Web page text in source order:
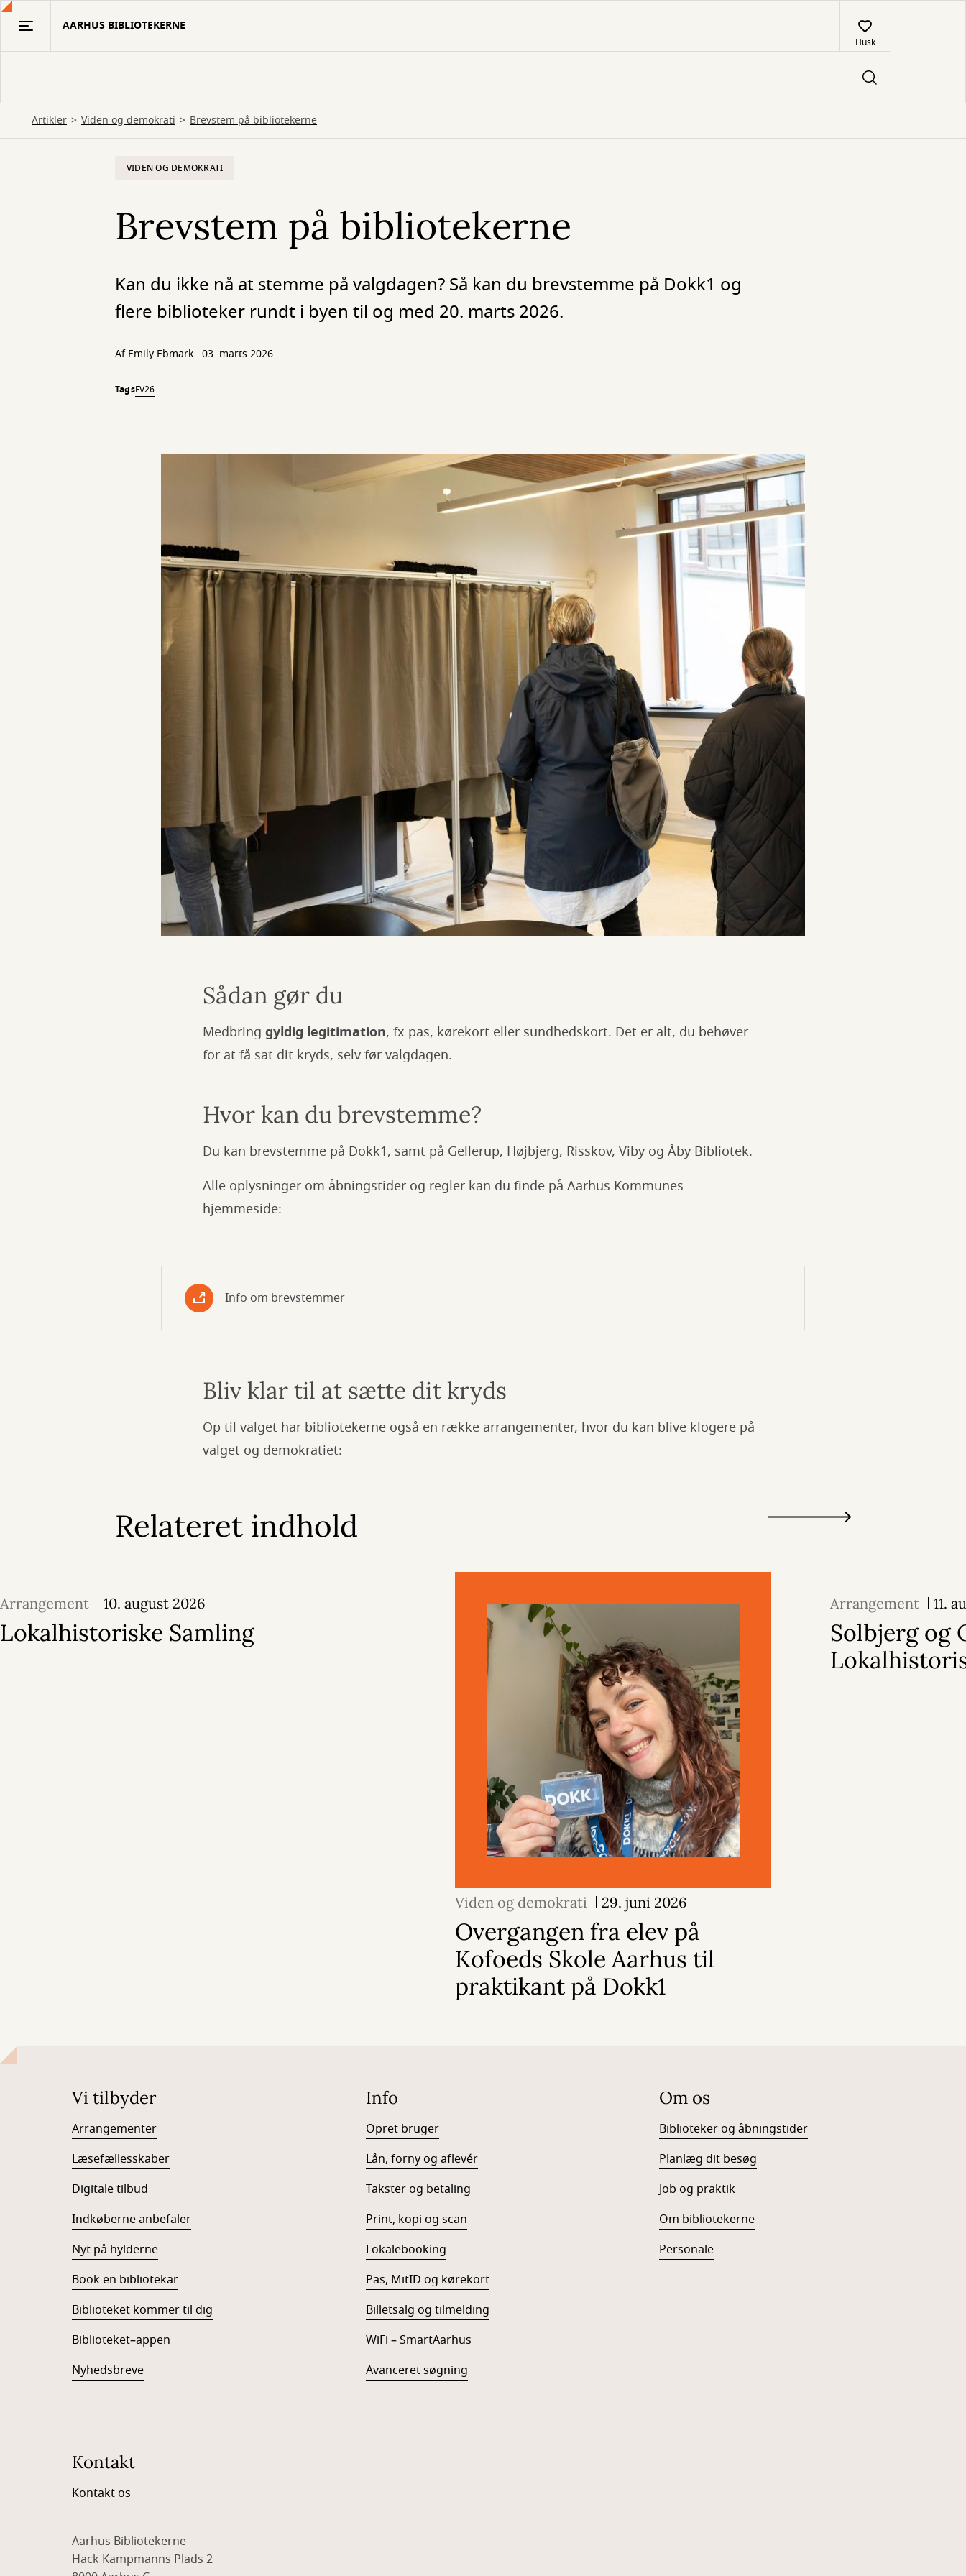
Gå
AARHUS BIBLIOTEKERNE
Husk
Artikler Viden og demokrati Brevstem på bibliotekerne
VIDEN OG DEMOKRATI
Brevstem på bibliotekerne
Kan du ikke nå at stemme på valgdagen? Så kan du brevstemme på Dokk1 og
flere biblioteker rundt i byen til og med 20. marts 2026.
AfEmily Ebmark 03. marts 2026
TagsFV26
Sådan gør du
Medbring gyldig legitimation, fx pas, kørekort eller sundhedskort. Det er alt, du behøver
for at få sat dit kryds, selv før valgdagen.
Hvor kan du brevstemme?
Du kan brevstemme på Dokk1, samt på Gellerup, Højbjerg, Risskov, Viby og Åby Bibliotek.
Alle oplysninger om åbningstider og regler kan du finde på Aarhus Kommunes
hjemmeside:
Info om brevstemmer
Bliv klar til at sætte dit kryds
Op til valget har bibliotekerne også en række arrangementer, hvor du kan blive klogere på
valget og demokratiet:
Relateret indhold
Arrangement 10. august 2026
Lokalhistoriske Samling
Viden og demokrati 29. juni 2026
Overgangen fra elev på
Kofoeds Skole Aarhus til
praktikant på Dokk1
Arrangement 11.
Solbjerg og
Vi tilbyder
Arrangementer
Læsefællesskaber
Digitale tilbud
Indkøberne anbefaler
Nyt på hylderne
Book en bibliotekar
Biblioteket kommer til dig
Biblioteket–appen
Nyhedsbreve
Info
Opret bruger
Lån, forny og aflevér
Takster og betaling
Print, kopi og scan
Lokalebooking
Pas, MitID og kørekort
Billetsalg og tilmelding
WiFi – SmartAarhus
Avanceret søgning
Om os
Biblioteker og åbningstider
Planlæg dit besøg
Job og praktik
Om bibliotekerne
Personale
Kontakt
Kontakt os
Aarhus Bibliotekerne
Hack Kampmanns Plads 2